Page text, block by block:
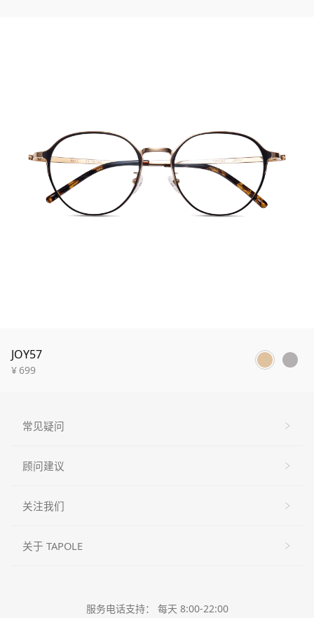
JOY57
¥699
常见疑问
顾问建议
关注我们
关于 TAPOLE
服务电话支持： 每天 8:00-22:00